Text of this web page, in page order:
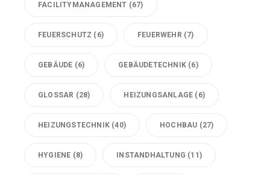
FACILITYMANAGEMENT (67)
FEUERSCHUTZ (6) FEUERWEHR (7)
GEBÄUDE (6) GEBÄUDETECHNIK (6)
GLOSSAR (28) HEIZUNGSANLAGE (6)
HEIZUNGSTECHNIK (40) HOCHBAU (27)
HYGIENE (8) INSTANDHALTUNG (11)